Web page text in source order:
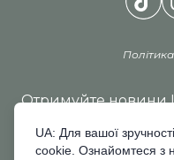
Отримуйте новини
UA: Для вашої
cookie. Ознайомтеся з